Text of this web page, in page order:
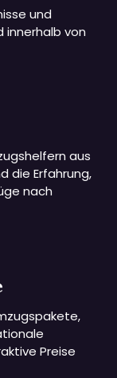
und
innerhalb von
aus
die Erfahrung,
nach
Preise